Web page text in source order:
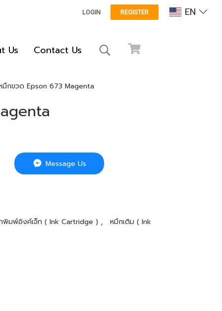
LOGIN REGISTER EN
Us Contact Us
มึกขวด Epson 673 Magenta
Message Us
พิมพ์อิงค์เจ็ท ( Ink Cartridge ) , หมึกเติม ( Ink